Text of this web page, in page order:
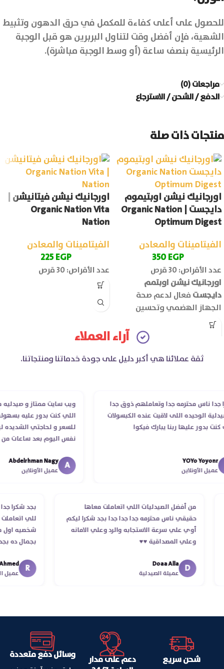
للحصول على أعلى كفاءة للمكمل في حرق الدهون وتثبيط
الشهية، فإن أفضل وقت لتناول البربرين هو قبل الوجبة
الرئيسية بنصف ساعة (أو وسط الوجبة مباشرة).
مراجعات (0)
الدفع / الشحن / الاسترجاع
منتجات ذات صلة
اورجانيك نيشن اوبتيموم
دايجست | Organic Nation
Optimum Digest
الفيتامينات والمعادن
350EGP
عدد الأقراص: 30 قرص
اورجانيك نيشن اوبتمم
دايجستفعال لدعم صحة
الجهاز الهضمي وتحسين
كفاءة الهضم ويقلل اضطرابات
الجهاز الهضمي مثل الانتفاخ
اورجانيك نيشن فيتانيشن |
Organic Nation Vita
Nation
الفيتامينات والمعادن
225EGP
عدد الأقراص: 30 قرص
آراء العملاء
ثقة عملائنا هي أكبر دليل على جودة خدماتنا ومنتجاتنا.
ناس محترمه جدا وتعاملهم ذوق جدا
الوحيده اللى لاقيت عنده الكبسولات
بدور عليها ربنا يبارك فيكوا
YOYo
الأونلاين
ويب سايت ممتاز و صيدليه
اللي كنت بدور عليه بسهوله
للسعر و لحاجتي الشديده
نفس اليوم بعد ساعات من
انتهاء موعد عمله ..فضل
استلمت ..شكرا جزيلا ليكم
A
Abdelrhman Nagy
عميل الأونلاين
من أفضل الصيدليات اللي اتعاملت معاها
حقيقي ناس محترمه جدا جدا جدا بجد شكرا ليكم
أوي علي سرعة الاستجابه والرد وعلي الامانه
وعلي المصداقية ♥️♥️‏
D
Doaa Alla
عميلة الصيدلية
بجد
للي
شخصيه
بجمال
R
شحن سريع
دعم على مدار
وسائل دفع متعددة